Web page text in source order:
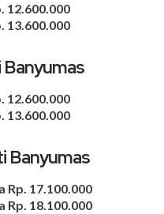
12.600.000
13.600.000
Banyumas
12.600.000
13.600.000
Banyumas
Rp. 17.100.000
Rp. 18.100.000